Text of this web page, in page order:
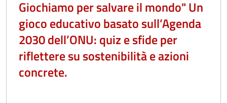
Giochiamo per salvare il mondo" Un
gioco educativo basato sull’Agenda
2030 dell’ONU: quiz e sfide per
riflettere su sostenibilità e azioni
concrete.